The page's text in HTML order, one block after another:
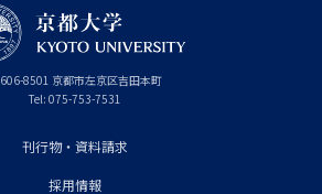
606-8501 京
都
府
京都市左京区吉田本町
Tel: 075-753-7531
刊行物・資料請求
採用情報